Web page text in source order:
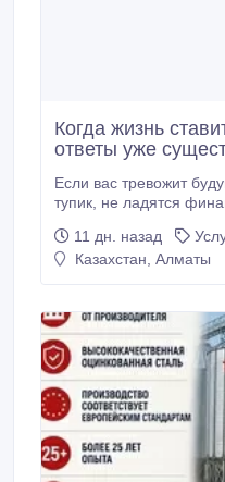
Когда жизнь
ответы уже
Если вас тревожит будущее, отношения
тупик, не ладятся финансы или вы не знаете, какое
поможет увидеть
направление. Индивидуальные расклады на любые
происходящих событий; * выбор между
вариантами; *
11 дн. назад
Казахстан, Алматы